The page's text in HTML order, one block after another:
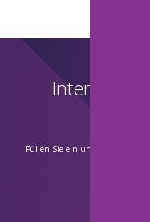
Füllen Sie ein unverbindliches